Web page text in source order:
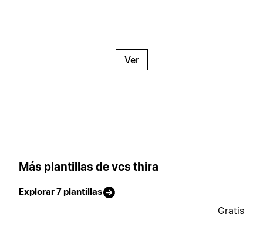
Ver
Más plantillas de vcs thira
Explorar 7 plantillas
Gratis